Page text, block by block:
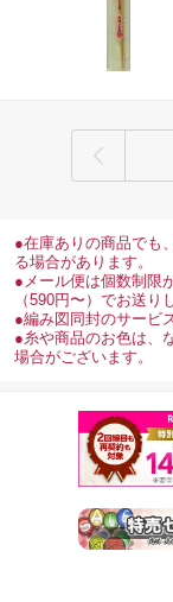
●在庫ありの商品でも
る場合があります。
●メール便は個数制限
（590円〜）でお送り
●編み図同封のサービ
●糸や商品のお色は、
場合がございます。